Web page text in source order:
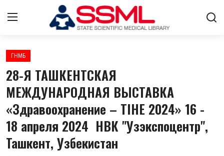
Авторизоваться
Главная
О нас
Архив журналов Узбекистана
Контакты
ГНМБ
28-Я ТАШКЕНТСКАЯ
МЕЖДУНАРОДНАЯ ВЫСТАВКА
«Здравоохранение – TIHE 2024» 16 -
18 апреля 2024 НВК "Узэкспоцентр",
Ташкент, Узбекистан